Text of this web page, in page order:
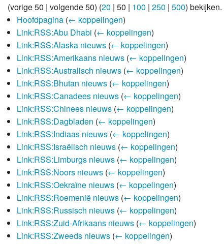
(vorige 50 | volgende 50) (20 | 50 | 100 | 250 | 500) bekijken.
Hoofdpagina (← koppelingen)
Link:RSS:Abu Dhabi (← koppelingen)
Link:RSS:Alaska nieuws (← koppelingen)
Link:RSS:Amerikaans nieuws (← koppelingen)
Link:RSS:Australisch nieuws (← koppelingen)
Link:RSS:Bhutan nieuws (← koppelingen)
Link:RSS:Canadees nieuws (← koppelingen)
Link:RSS:Chinees nieuws (← koppelingen)
Link:RSS:Dagbladen (← koppelingen)
Link:RSS:Indiaas nieuws (← koppelingen)
Link:RSS:Israëlisch nieuws (← koppelingen)
Link:RSS:Limburgs nieuws (← koppelingen)
Link:RSS:Noors nieuws (← koppelingen)
Link:RSS:Oekraïne nieuws (← koppelingen)
Link:RSS:Roemenië nieuws (← koppelingen)
Link:RSS:Russisch nieuws (← koppelingen)
Link:RSS:Zuid-Afrikaans nieuws (← koppelingen)
Link:RSS:Zweeds nieuws (← koppelingen)